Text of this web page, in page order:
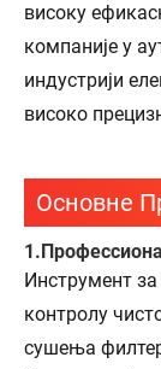
високу
компаније у
индустрији
високо
Основне
Инструмент
контролу
сушења